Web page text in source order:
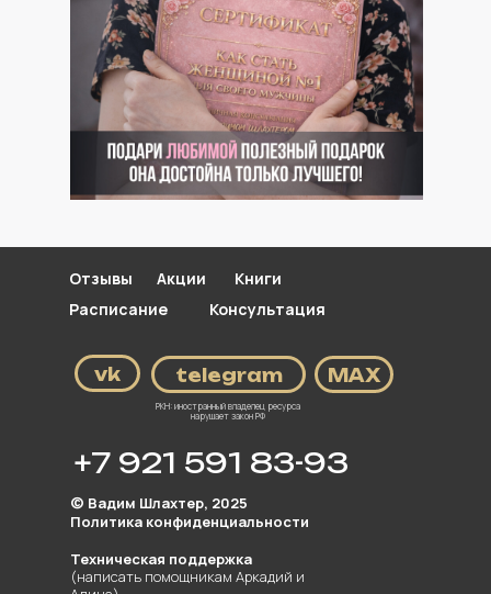
vk МАХ
+7 921 591 83-93
telegram
Расписание Консультация
Отзывы Акции Книги
© Вадим Шлахтер, 2025
Политика конфиденциальности
Техническая поддержка
(написать помощникам Аркадий и
РКН: иностранный владелец ресурса
нарушает закон РФ